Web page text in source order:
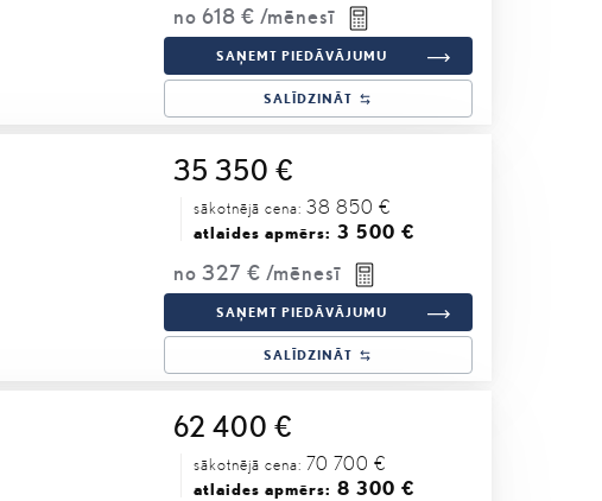
no 618 € /mēnesī
SAŅEMT PIEDĀVĀJUMU
SALĪDZINĀT
35 350 €
sākotnējā cena: 38 850 €
atlaides apmērs: 3 500 €
no 327 € /mēnesī
SAŅEMT PIEDĀVĀJUMU
SALĪDZINĀT
62 400 €
sākotnējā cena: 70 700 €
atlaides apmērs: 8 300 €